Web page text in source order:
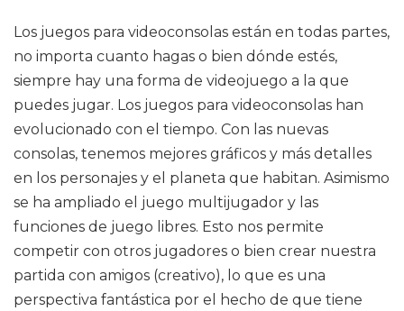
Los juegos para videoconsolas están en todas partes,
no importa cuanto hagas o bien dónde estés,
siempre hay una forma de videojuego a la que
puedes jugar. Los juegos para videoconsolas han
evolucionado con el tiempo. Con las nuevas
consolas, tenemos mejores gráficos y más detalles
en los personajes y el planeta que habitan. Asimismo
se ha ampliado el juego multijugador y las
funciones de juego libres. Esto nos permite
competir con otros jugadores o bien crear nuestra
partida con amigos (creativo), lo que es una
perspectiva fantástica por el hecho de que tiene